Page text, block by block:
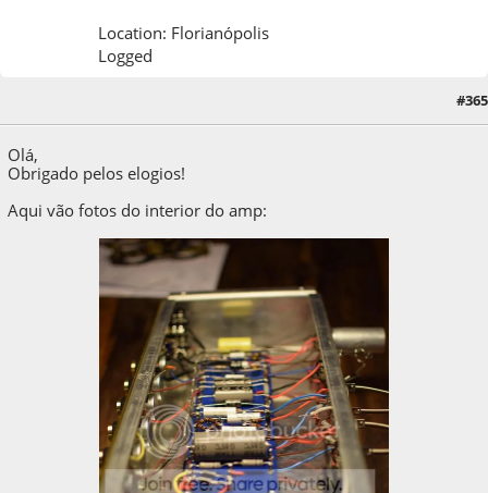
Location: Florianópolis
Logged
#365
Olá,
Obrigado pelos elogios!
Aqui vão fotos do interior do amp: